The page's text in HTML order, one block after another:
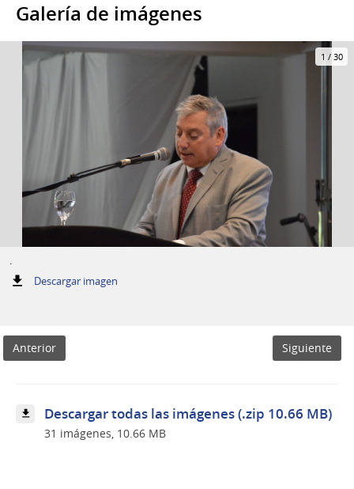
Galería de imágenes
1 / 30
.
Descargar imagen:
Anterior Siguiente
Descargar todas las imágenes (.zip 10.66 MB)
31 imágenes, 10.66 MB